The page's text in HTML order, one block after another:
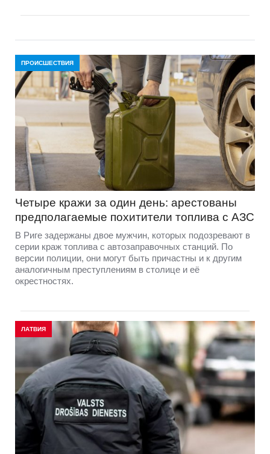
ПРОИСШЕСТВИЯ
Четыре кражи за один день: арестованы
предполагаемые похитители топлива с АЗС
В Риге задержаны двое мужчин, которых подозревают в
серии краж топлива с автозаправочных станций. По
версии полиции, они могут быть причастны и к другим
аналогичным преступлениям в столице и её
окрестностях.
ЛАТВИЯ